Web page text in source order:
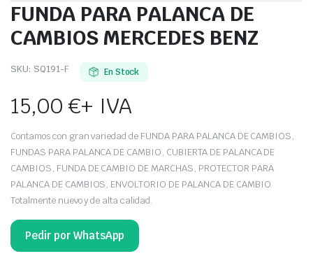
FUNDA PARA PALANCA DE
CAMBIOS MERCEDES BENZ
SKU: SQ191-F En Stock
15,00€+ IVA
Contamos con gran variedad de FUNDA PARA PALANCA DE CAMBIOS,
FUNDAS PARA PALANCA DE CAMBIO, CUBIERTA DE PALANCA DE
CAMBIOS, FUNDA DE CAMBIO DE MARCHAS, PROTECTOR PARA
PALANCA DE CAMBIOS, ENVOLTORIO DE PALANCA DE CAMBIO.
Totalmente nuevo y de alta calidad.
Pedir por WhatsApp